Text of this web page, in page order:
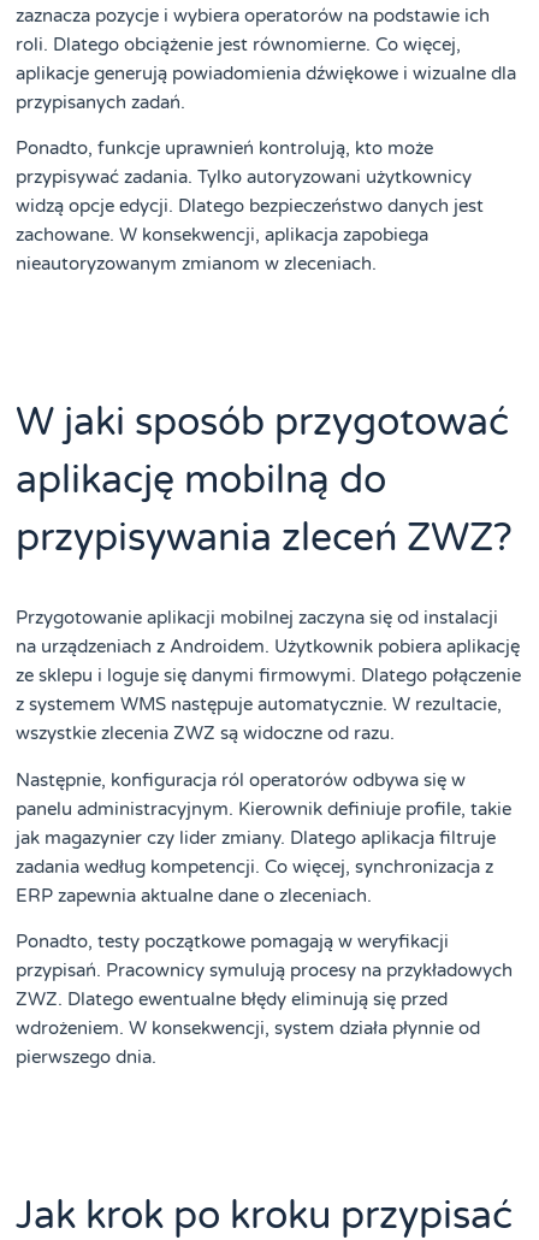
zaznacza pozycje i wybiera operatorów na podstawie ich
roli. Dlatego obciążenie jest równomierne. Co więcej,
aplikacje generują powiadomienia dźwiękowe i wizualne dla
przypisanych zadań.
Ponadto, funkcje uprawnień kontrolują, kto może
przypisywać zadania. Tylko autoryzowani użytkownicy
widzą opcje edycji. Dlatego bezpieczeństwo danych jest
zachowane. W konsekwencji, aplikacja zapobiega
nieautoryzowanym zmianom w zleceniach.
W jaki sposób przygotować
aplikację mobilną do
przypisywania zleceń ZWZ?
Przygotowanie aplikacji mobilnej zaczyna się od instalacji
na urządzeniach z Androidem. Użytkownik pobiera aplikację
ze sklepu i loguje się danymi firmowymi. Dlatego połączenie
z systemem WMS następuje automatycznie. W rezultacie,
wszystkie zlecenia ZWZ są widoczne od razu.
Następnie, konfiguracja ról operatorów odbywa się w
panelu administracyjnym. Kierownik definiuje profile, takie
jak magazynier czy lider zmiany. Dlatego aplikacja filtruje
zadania według kompetencji. Co więcej, synchronizacja z
ERP zapewnia aktualne dane o zleceniach.
Ponadto, testy początkowe pomagają w weryfikacji
przypisań. Pracownicy symulują procesy na przykładowych
ZWZ. Dlatego ewentualne błędy eliminują się przed
wdrożeniem. W konsekwencji, system działa płynnie od
pierwszego dnia.
Jak krok po kroku przypisać